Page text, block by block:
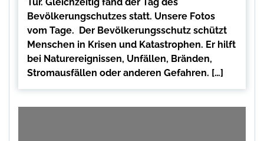
Bevölkerungschutzes statt. Unsere Fotos
vom Tage. Der Bevölkerungsschutz schützt
Menschen in Krisen und Katastrophen. Er hilft
bei Naturereignissen, Unfällen, Bränden,
Stromausfällen oder anderen Gefahren. […]